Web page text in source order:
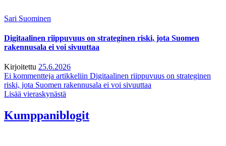
Sari Suominen
Digitaalinen riippuvuus on strateginen riski, jota Suomen
rakennusala ei voi sivuuttaa
Kirjoitettu 25.6.2026
Ei kommentteja artikkeliin Digitaalinen riippuvuus on strateginen
riski, jota Suomen rakennusala ei voi sivuuttaa
Lisää vieraskynästä
Kumppaniblogit